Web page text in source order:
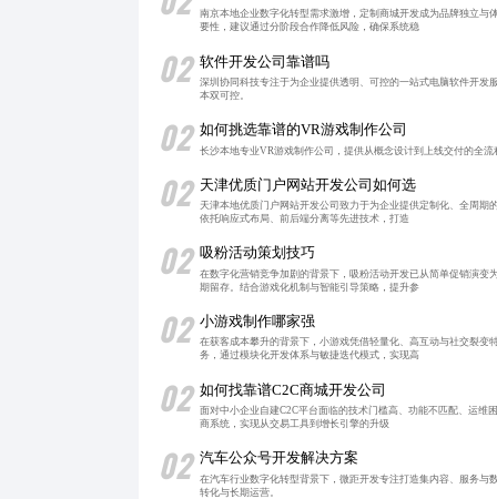
南京本地企业数字化转型需求激增，定制商城开发成为品牌独立
要性，建议通过分阶段合作降低风险，确保系统稳
02 软件开发公司靠谱吗
深圳协同科技专注于为企业提供透明、可控的一站式电脑软件开
本双可控。
02 如何挑选靠谱的VR游戏制作公司
长沙本地专业VR游戏制作公司，提供从概念设计到上线交付的全
02 天津优质门户网站开发公司如何选
天津本地优质门户网站开发公司致力于为企业提供定制化、全周
依托响应式布局、前后端分离等先进技术，打造
02 吸粉活动策划技巧
在数字化营销竞争加剧的背景下，吸粉活动开发已从简单促销演
期留存。结合游戏化机制与智能引导策略，提升参
02 小游戏制作哪家强
在获客成本攀升的背景下，小游戏凭借轻量化、高互动与社交裂
务，通过模块化开发体系与敏捷迭代模式，实现高
02 如何找靠谱C2C商城开发公司
面对中小企业自建C2C平台面临的技术门槛高、功能不匹配、运维
商系统，实现从交易工具到增长引擎的升级
02 汽车公众号开发解决方案
在汽车行业数字化转型背景下，微距开发专注打造集内容、服务
转化与长期运营。